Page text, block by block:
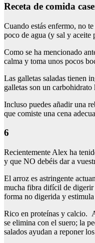
Receta de comida
Cuando estás enfermo, no
poco de agua (y sal y aceite
Como se ha mencionado
calma y toma unos pocos
Las galletas saladas tienen
galletas son un
Incluso puedes añadir una
que comiste una cena
6
Recientemente Alex ha
y que NO debéis dar a
El arroz es astringente
mucha fibra difícil de digerir
forma no digerida y
Rico en proteínas y calcio.
se elimina con el suero; la
salados ayudan a reponer